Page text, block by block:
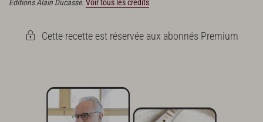
Éditions Alain Ducasse. Voir tous les crédits
Cette recette est réservée aux abonnés Premium